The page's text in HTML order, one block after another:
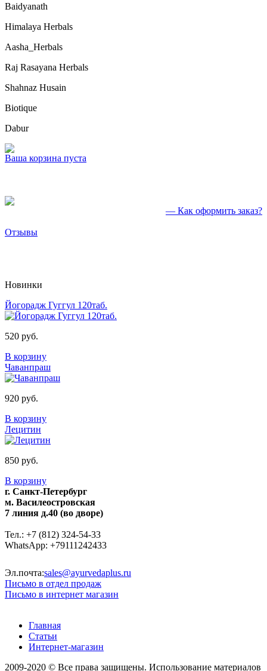
Baidyanath
Himalaya Herbals
Aasha_Herbals
Raj Rasayana Herbals
Shahnaz Husain
Biotique
Dabur
Ваша корзина пуста
— Как оформить заказ?
Отзывы
Новинки
Йогорадж Гуггул 120таб.
520 руб.
В корзину
Чаванпраш
920 руб.
В корзину
Лецитин
850 руб.
В корзину
г. Санкт-Петербург
м. Василеостровская
7 линия д.40 (во дворе)
Тел.: +7 (812) 324-54-33
WhatsApp: +79111242433
Эл.почта:sales@ayurvedaplus.ru
Письмо в отдел продаж
Письмо в интернет магазин
Главная
Статьи
Интернет-магазин
2009-2020 © Все права защищены. Использование материалов